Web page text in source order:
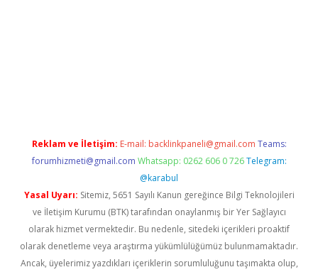
Reklam ve İletişim: E-mail: backlinkpaneli@gmail.com Teams:
forumhizmeti@gmail.com Whatsapp: 0262 606 0 726 Telegram:
@karabul
Yasal Uyarı: Sitemiz, 5651 Sayılı Kanun gereğince Bilgi Teknolojileri
ve İletişim Kurumu (BTK) tarafından onaylanmış bir Yer Sağlayıcı
olarak hizmet vermektedir. Bu nedenle, sitedeki içerikleri proaktif
olarak denetleme veya araştırma yükümlülüğümüz bulunmamaktadır.
Ancak, üyelerimiz yazdıkları içeriklerin sorumluluğunu taşımakta olup,